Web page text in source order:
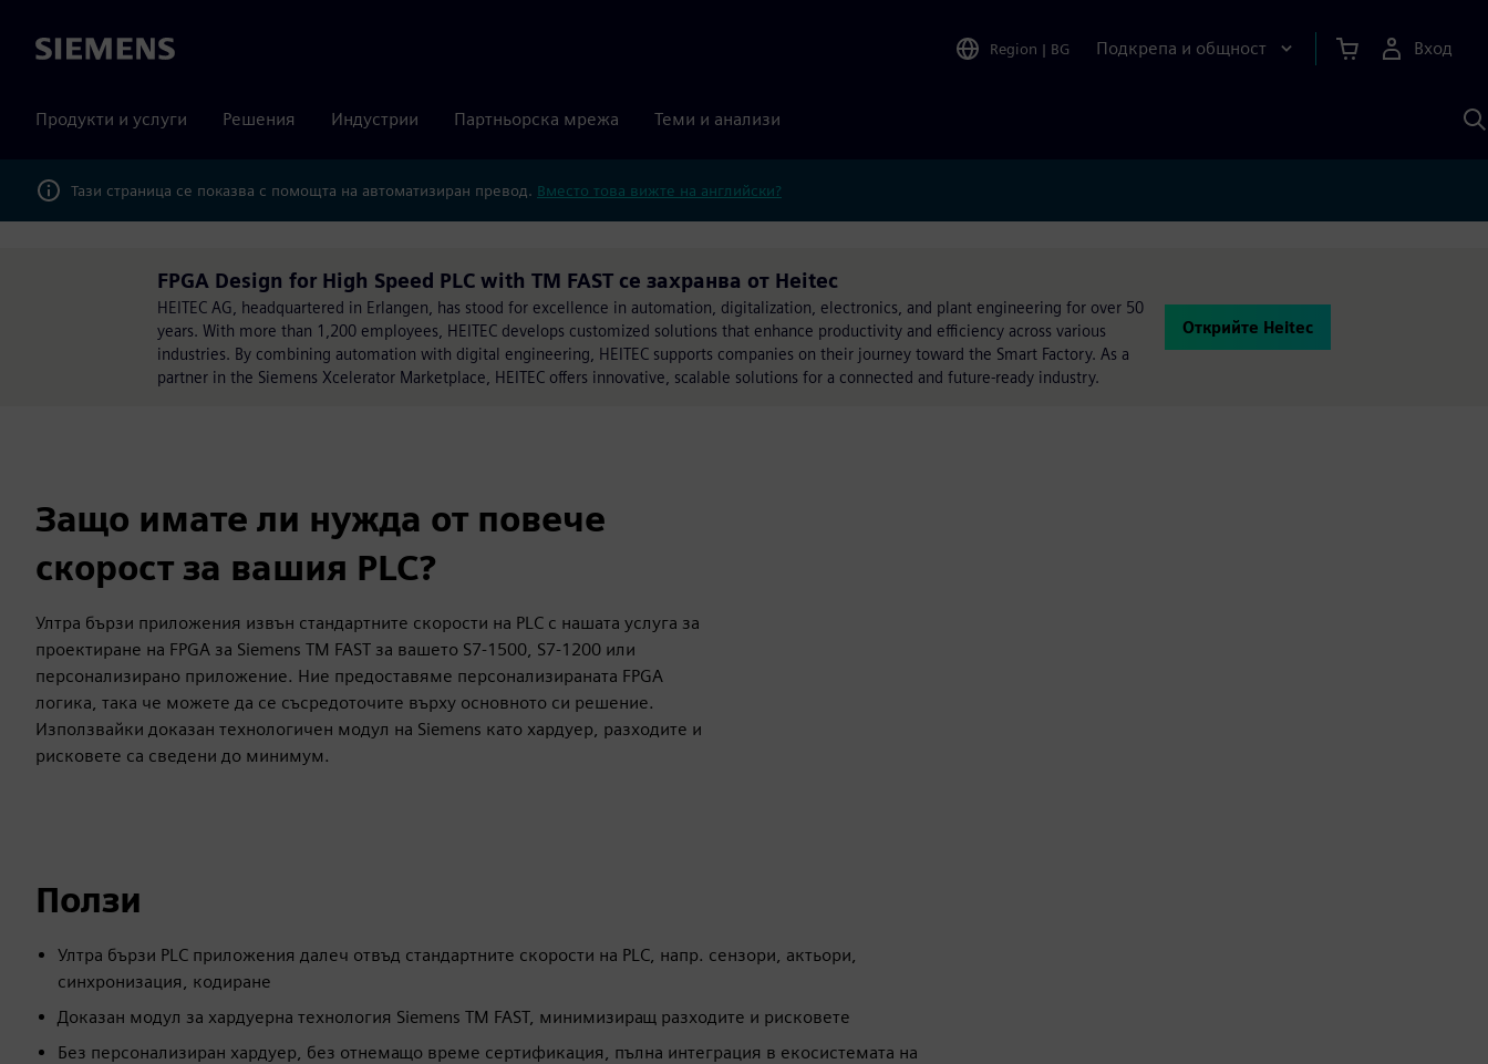
Siemens Region | BG Подкрепа и общност Вход
Продукти и услуги Решения Индустрии Партньорска мрежа Теми и анализи
с
Тази страница се показва с помощта на автоматизиран превод. Вместо това вижте на английски?
FPGA Design for High Speed PLC with TM FAST се захранва от Heitec
HEITEC AG, headquartered in Erlangen, has stood for excellence in automation, digitalization, electronics, and plant engineering for over 50
years. With more than 1,200 employees, HEITEC develops customized solutions that enhance productivity and efficiency across various
industries. By combining automation with digital engineering, HEITEC supports companies on their journey toward the Smart Factory. As a
partner in the Siemens Xcelerator Marketplace, HEITEC offers innovative, scalable solutions for a connected and future-ready industry.
Открийте Heitec
Защо имате ли нужда от повече
скорост за вашия PLC?
Ултра бързи приложения извън стандартните скорости на PLC с нашата услуга за
проектиране на FPGA за Siemens TM FAST за вашето S7-1500, S7-1200 или
персонализирано приложение. Ние предоставяме персонализираната FPGA
логика, така че можете да се съсредоточите върху основното си решение.
Използвайки доказан технологичен модул на Siemens като хардуер, разходите и
рисковете са сведени до минимум.
Ползи
Ултра бързи PLC приложения далеч отвъд стандартните скорости на PLC, напр. сензори, актьори,
синхронизация, кодиране
Доказан модул за хардуерна технология Siemens TM FAST, минимизиращ разходите и рисковете
Без персонализиран хардуер, без отнемащо време сертификация, пълна интеграция в екосистемата на